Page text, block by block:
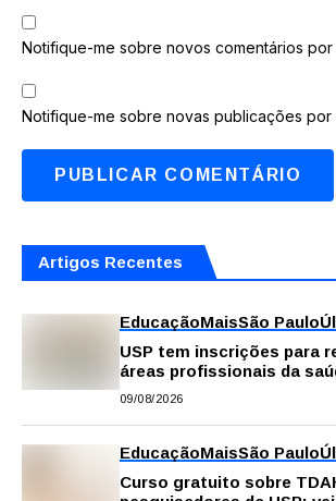
Notifique-me sobre novos comentários por
Notifique-me sobre novas publicações por
Artigos Recentes
EducaçãoMaisSão Paulo
USP tem inscrições para
áreas profissionais da
09/08/2026
EducaçãoMaisSão Paulo
Curso gratuito sobre